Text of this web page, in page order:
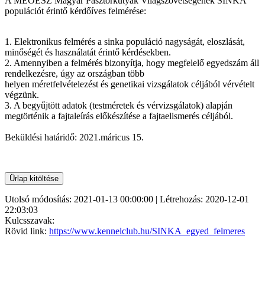
populációt érintő kérdőíves felmérése:
1. Elektronikus felmérés a sinka populáció nagyságát, eloszlását,
minőségét és használatát érintő kérdésekben.
2. Amennyiben a felmérés bizonyítja, hogy megfelelő egyedszám áll
rendelkezésre, úgy az országban több
helyen méretfelvételezést és genetikai vizsgálatok céljából vérvételt
végzünk.
3. A begyűjtött adatok (testméretek és vérvizsgálatok) alapján
megtörténik a fajtaleírás előkészítése a fajtaelismerés céljából.
Beküldési határidő: 2021.máricus 15.
Utolsó módosítás: 2021-01-13 00:00:00 | Létrehozás: 2020-12-01
22:03:03
Kulcsszavak:
Rövid link: https://www.kennelclub.hu/SINKA_egyed_felmeres